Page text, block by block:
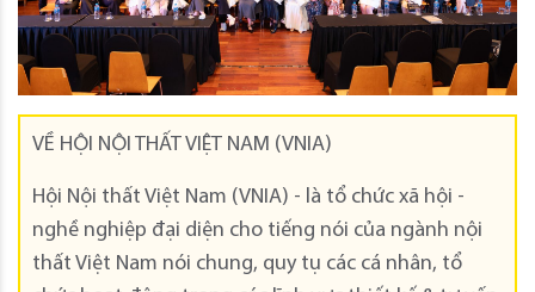
VỀ HỘI NỘI THẤT VIỆT NAM (VNIA)
Hội Nội thất Việt Nam (VNIA) - là tổ chức xã hội -
nghề nghiệp đại diện cho tiếng nói của ngành nội
thất Việt Nam nói chung, quy tụ các cá nhân, tổ